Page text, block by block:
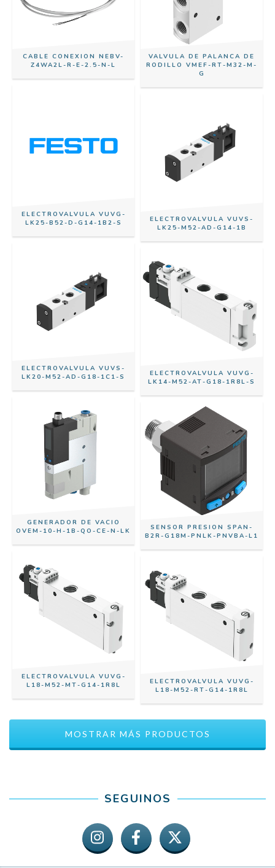
CABLE CONEXION NEBV-
Z4WA2L-R-E-2.5-N-L
VALVULA DE PALANCA DE
RODILLO VMEF-RT-M32-M-
G
ELECTROVALVULA VUVG-
LK25-B52-D-G14-1B2-S
ELECTROVALVULA VUVS-
LK25-M52-AD-G14-1B
ELECTROVALVULA VUVS-
LK20-M52-AD-G18-1C1-S
ELECTROVALVULA VUVG-
LK14-M52-AT-G18-1R8L-S
GENERADOR DE VACIO
OVEM-10-H-1B-QO-CE-N-LK
SENSOR PRESION SPAN-
B2R-G18M-PNLK-PNVBA-L1
ELECTROVALVULA VUVG-
L18-M52-MT-G14-1R8L
ELECTROVALVULA VUVG-
L18-M52-RT-G14-1R8L
MOSTRAR MÁS PRODUCTOS
SEGUINOS